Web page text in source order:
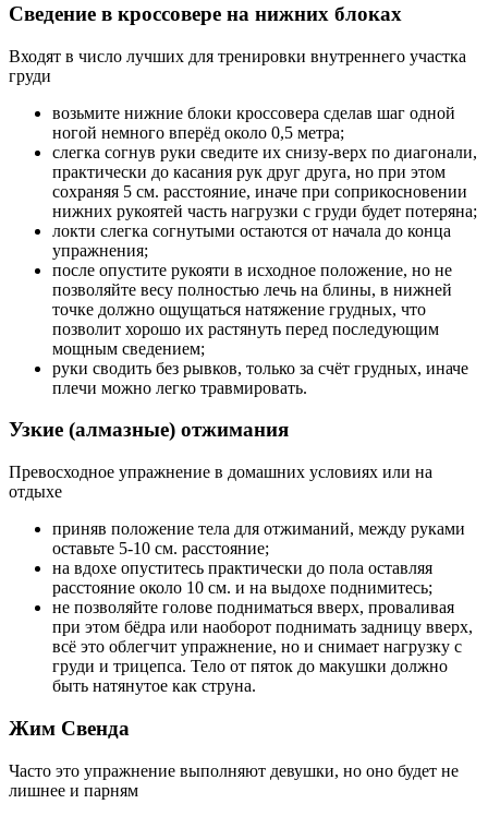
Сведение в кроссовере на нижних блоках
Входят в число лучших для тренировки внутреннего участка
груди
возьмите нижние блоки кроссовера сделав шаг одной
ногой немного вперёд около 0,5 метра;
слегка согнув руки сведите их снизу-верх по диагонали,
практически до касания рук друг друга, но при этом
сохраняя 5 см. расстояние, иначе при соприкосновении
нижних рукоятей часть нагрузки с груди будет потеряна;
локти слегка согнутыми остаются от начала до конца
упражнения;
после опустите рукояти в исходное положение, но не
позволяйте весу полностью лечь на блины, в нижней
точке должно ощущаться натяжение грудных, что
позволит хорошо их растянуть перед последующим
мощным сведением;
руки сводить без рывков, только за счёт грудных, иначе
плечи можно легко травмировать.
Узкие (алмазные) отжимания
Превосходное упражнение в домашних условиях или на
отдыхе
приняв положение тела для отжиманий, между руками
оставьте 5-10 см. расстояние;
на вдохе опуститесь практически до пола оставляя
расстояние около 10 см. и на выдохе поднимитесь;
не позволяйте голове подниматься вверх, проваливая
при этом бёдра или наоборот поднимать задницу вверх,
всё это облегчит упражнение, но и снимает нагрузку с
груди и трицепса. Тело от пяток до макушки должно
быть натянутое как струна.
Жим Свенда
Часто это упражнение выполняют девушки, но оно будет не
лишнее и парням